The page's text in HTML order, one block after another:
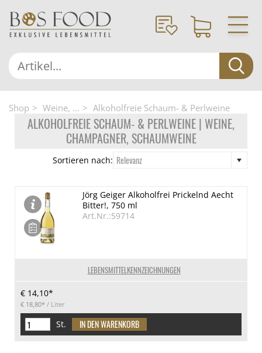
Shop Weine, ... Alkoholfreie Schaum- & Perlweine
ALKOHOLFREIE SCHAUM- & PERLWEINE | WEINE,
CHAMPAGNER, SCHAUMWEINE
Sortieren nach: Relevanz
LEBENSMITTELKENNZEICHNUNGEN
Jörg Geiger Alkoholfrei Prickelnd Aecht
Bitter!, 750 ml
Art.Nr.:59714
€ 14,10*
€ 18,80* / Liter
St.